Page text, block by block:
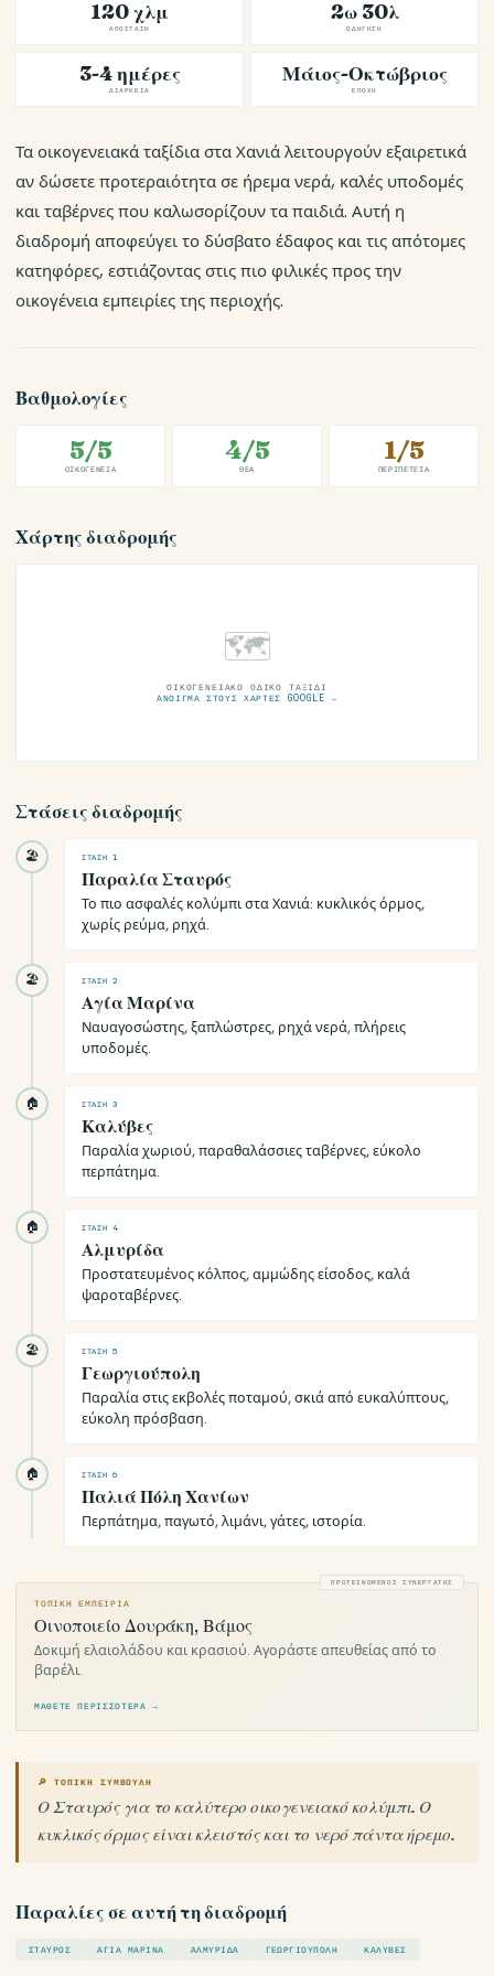
120 χλμ
ΑΠΌΣΤΑΣΗ
2ω 30λ
ΟΔΉΓΗΣΗ
3-4 ημέρες
ΔΙΆΡΚΕΙΑ
Μάιος-Οκτώβριος
ΕΠΟΧΉ
Τα οικογενειακά ταξίδια στα Χανιά λειτουργούν εξαιρετικά
αν δώσετε προτεραιότητα σε ήρεμα νερά, καλές υποδομές
και ταβέρνες που καλωσορίζουν τα παιδιά. Αυτή η
διαδρομή αποφεύγει το δύσβατο έδαφος και τις απότομες
κατηφόρες, εστιάζοντας στις πιο φιλικές προς την
οικογένεια εμπειρίες της περιοχής.
Βαθμολογίες
5/5
ΟΙΚΟΓΈΝΕΙΑ
4/5
ΘΈΑ
1/5
ΠΕΡΙΠΈΤΕΙΑ
Χάρτης διαδρομής
🗺
ΟΙΚΟΓΕΝΕΙΑΚΌ ΟΔΙΚΌ ΤΑΞΊΔΙ
ΆΝΟΙΓΜΑ ΣΤΟΥΣ ΧΆΡΤΕΣ GOOGLE →
Στάσεις διαδρομής
🏖 ΣΤΆΣΗ 1
Παραλία Σταυρός
Το πιο ασφαλές κολύμπι στα Χανιά: κυκλικός όρμος,
χωρίς ρεύμα, ρηχά.
🏖 ΣΤΆΣΗ 2
Αγία Μαρίνα
Ναυαγοσώστης, ξαπλώστρες, ρηχά νερά, πλήρεις
υποδομές.
🏠 ΣΤΆΣΗ 3
Καλύβες
Παραλία χωριού, παραθαλάσσιες ταβέρνες, εύκολο
περπάτημα.
🏠 ΣΤΆΣΗ 4
Αλμυρίδα
Προστατευμένος κόλπος, αμμώδης είσοδος, καλά
ψαροταβέρνες.
🏖 ΣΤΆΣΗ 5
Γεωργιούπολη
Παραλία στις εκβολές ποταμού, σκιά από ευκαλύπτους,
εύκολη πρόσβαση.
🏠 ΣΤΆΣΗ 6
Παλιά Πόλη Χανίων
Περπάτημα, παγωτό, λιμάνι, γάτες, ιστορία.
ΠΡΟΤΕΙΝΌΜΕΝΟΣ ΣΥΝΕΡΓΆΤΗΣ
ΤΟΠΙΚΉ ΕΜΠΕΙΡΊΑ
Οινοποιείο Δουράκη, Βάμος
Δοκιμή ελαιολάδου και κρασιού. Αγοράστε απευθείας από το
βαρέλι.
ΜΆΘΕΤΕ ΠΕΡΙΣΣΌΤΕΡΑ →
🔎 ΤΟΠΙΚΉ ΣΥΜΒΟΥΛΉ
Ο Σταυρός για το καλύτερο οικογενειακό κολύμπι. Ο
κυκλικός όρμος είναι κλειστός και το νερό πάντα ήρεμο.
Παραλίες σε αυτή τη διαδρομή
ΣΤΑΥΡΌΣ ΑΓΊΑ ΜΑΡΊΝΑ ΑΛΜΥΡΊΔΑ ΓΕΩΡΓΙΟΎΠΟΛΗ ΚΑΛΎΒΕΣ